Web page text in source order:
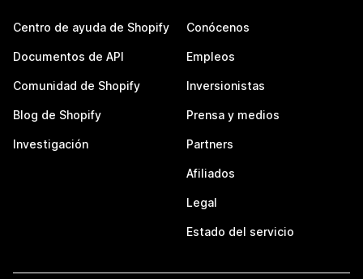
Centro de ayuda de Shopify
Documentos de API
Comunidad de Shopify
Blog de Shopify
Investigación
Conócenos
Empleos
Inversionistas
Prensa y medios
Partners
Afiliados
Legal
Estado del servicio